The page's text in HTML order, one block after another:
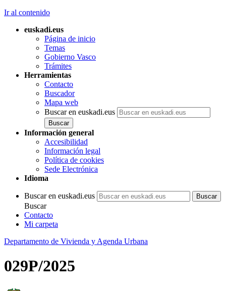
Ir al contenido
euskadi.eus
Página de inicio
Temas
Gobierno Vasco
Trámites
Herramientas
Contacto
Buscador
Mapa web
Buscar en euskadi.eus
Información general
Accesibilidad
Información legal
Política de cookies
Sede Electrónica
Idioma
Buscar en euskadi.eus
Buscar
Contacto
Mi carpeta
Departamento de Vivienda y Agenda Urbana
029P/2025